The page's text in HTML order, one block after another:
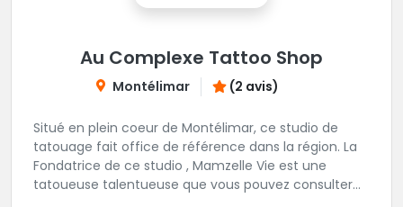
Au Complexe Tattoo Shop
Montélimar (2 avis)
Situé en plein coeur de Montélimar, ce studio de
tatouage fait office de référence dans la région. La
Fondatrice de ce studio , Mamzelle Vie est une
tatoueuse talentueuse que vous pouvez consulter